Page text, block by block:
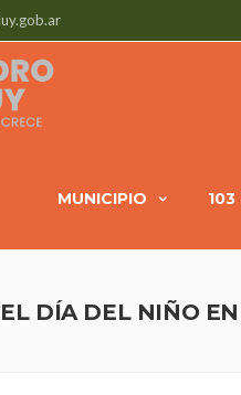
MUNICIPIO 103
DÍA DEL NIÑO